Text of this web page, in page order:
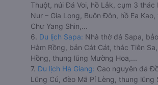
Thuột, núi Đá Voi, hồ Lắk, cụm 3 thác
Nur – Gia Long, Buôn Đôn, hồ Ea
Chư Yang Shin,...
6. Du lịch Sapa: Nhà thờ đá Sapa,
Hàm Rồng, bản Cát Cát, thác Tiên
Hồng, thung lũng Mường Hoa,...
7. Du lịch Hà Giang: Cao nguyên đá
Lũng Cú, đèo Mã Pí Lèng, thung lũng